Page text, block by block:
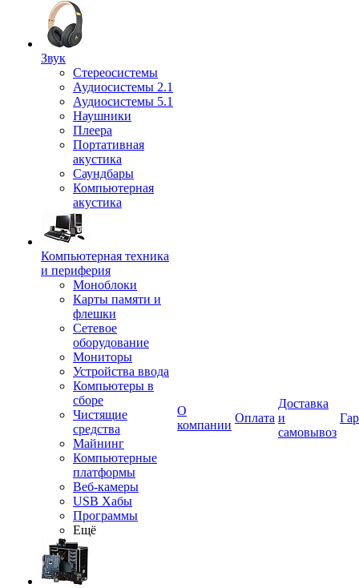
Звук
Стереосистемы
Аудиосистемы 2.1
Аудиосистемы 5.1
Наушники
Плеера
Портативная
акустика
Саундбары
Компьютерная
акустика
Компьютерная техника
и периферия
Моноблоки
Карты памяти и
флешки
Сетевое
оборудование
Мониторы
Устройства ввода
Компьютеры в
сборе
Чистящие
средства
Майнинг
Компьютерные
платформы
Веб-камеры
USB Хабы
Программы
Ещё
О
компании
Оплата
Доставка
и
самовывоз